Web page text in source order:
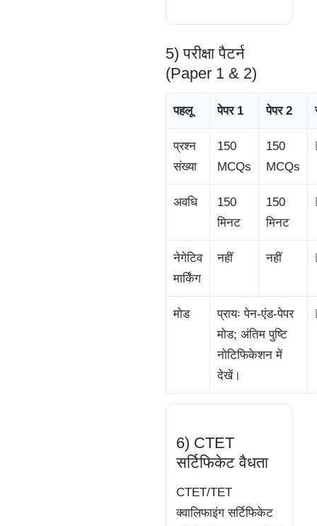
5) परीक्षा पैटर्न
(Paper 1 & 2)
पहलू पेपर 1 पेपर 2
प्रश्न
संख्या
150
MCQs
150
MCQs
अवधि
150
मिनट
150
मिनट
नेगेटिव
मार्किंग
नहीं नहीं
मोड
प्रायः पेन-एंड-पेपर
मोड; अंतिम पुष्टि
नोटिफिकेशन में
देखें।
6) CTET
सर्टिफिकेट वैधता
CTET/TET
क्वालिफाइंग सर्टिफिकेट